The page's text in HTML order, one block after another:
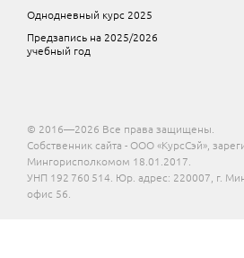
Однодневный курс 2025
Предзапись на 2025/2026
учебный год
© 2016—2026 Все права защищены.
Собственник сайта - ООО «КурсСэй»,
Мингорисполкомом 18.01.2017.
УНП 192 760 514. Юр. адрес: 220007, г.
офис 56.